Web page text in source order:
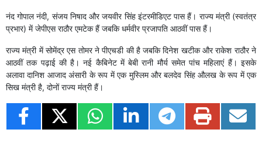
नंद गोपाल नंदी, संजय निषाद और जयवीर सिंह इंटरमीडिएट पास हैं। राज्य मंत्री (स्वतंत्र
प्रभार) में जेपीएस राठौर एमटेक हैं जबकि धर्मवीर प्रजापति आठवीं पास हैं।
राज्य मंत्री में सोमेंद्र एस तोमर ने पीएचडी की है जबकि दिनेश खटीक और राकेश राठौर ने
आठवीं तक पढ़ाई की है। नई कैबिनेट में बेबी रानी मौर्य समेत पांच महिलाएं हैं। इसके
अलावा दानिश आजाद अंसारी के रूप में एक मुस्लिम और बलदेव सिंह औलख के रूप में एक
सिख मंत्री है, दोनों राज्य मंत्री हैं।